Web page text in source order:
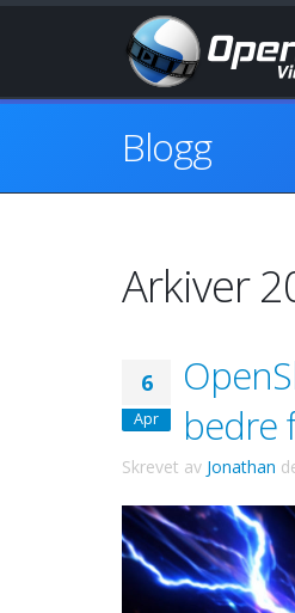
Blogg
Arkiver
6
Apr
bedre
Skrevet av Jonathan